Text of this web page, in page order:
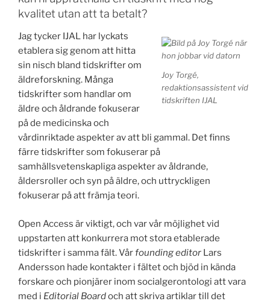
kvalitet utan att ta betalt?
Joy Torgé,
redaktionsassistent vid
tidskriften IJAL
Jag tycker IJAL har lyckats
etablera sig genom att hitta
sin nisch bland tidskrifter om
äldreforskning. Många
tidskrifter som handlar om
äldre och åldrande fokuserar
på de medicinska och
vårdinriktade aspekter av att bli gammal. Det finns
färre tidskrifter som fokuserar på
samhällsvetenskapliga aspekter av åldrande,
åldersroller och syn på äldre, och uttryckligen
fokuserar på att främja teori.
Open Access är viktigt, och var vår möjlighet vid
uppstarten att konkurrera mot stora etablerade
tidskrifter i samma fält. Vårfounding editor Lars
Andersson hade kontakter i fältet och bjöd in kända
forskare och pionjärer inom socialgerontologi att vara
med i Editorial Boardoch att skriva artiklar till det